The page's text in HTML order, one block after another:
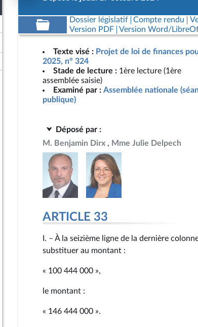
Date de dépôt
17 octobre 2024
30 octobre 2024
17 octobre 2024
17 octobre 2024
Dossier législatif Compte rendu
Version PDF
Version Word/
Texte visé : Projet de loi de finances
2025, n° 324
Stade de lecture : 1ère lecture (1ère
assemblée saisie)
Examiné par : Assemblée nationale
publique)
Déposé par :
M. Benjamin Dirx
Mme Julie Delpech
ARTICLE 33
I. – À la seizième ligne de la dernière
substituer au montant :
« 100 444 000 »,
le montant :
« 146 444 000 ».